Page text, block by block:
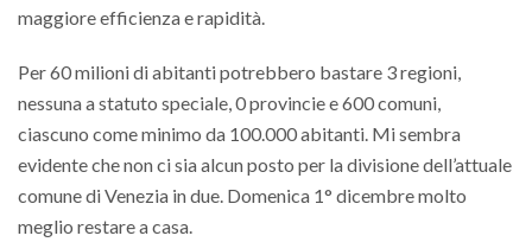
maggiore efficienza e rapidità.
Per 60 milioni di abitanti potrebbero bastare 3 regioni,
nessuna a statuto speciale, 0 provincie e 600 comuni,
ciascuno come minimo da 100.000 abitanti. Mi sembra
evidente che non ci sia alcun posto per la divisione dell’attuale
comune di Venezia in due. Domenica 1° dicembre molto
meglio restare a casa.